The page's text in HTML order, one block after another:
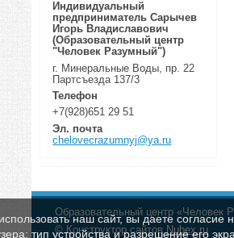
Индивидуальный
предприниматель Сарычев
Игорь Владиславович
(Образовательный центр
"Человек Разумный")
г. Минеральные Воды, пр. 22
Партсъезда 137/3
Телефон
+7(928)651 29 51
Эл. почта
chelovecrazumnyj@ya.ru
Образовательный центр «Человек
© Конструктор сайтов Nubex.ru
наш сайт, вы даете
тип устройства и разрешение его